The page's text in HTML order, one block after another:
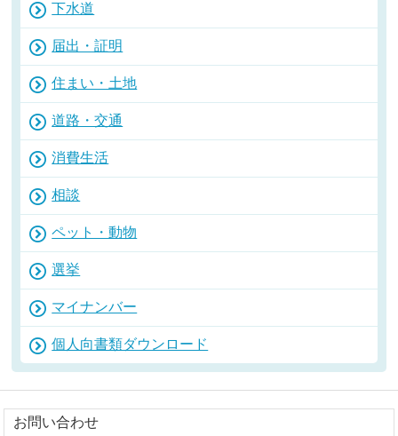
下水道
届出・証明
住まい・土地
道路・交通
消費生活
相談
ペット・動物
選挙
マイナンバー
個人向書類ダウンロード
お問い合わせ